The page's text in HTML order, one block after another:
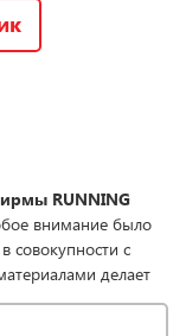
RUNNING
внимание было
совокупности с
делает
комфортного